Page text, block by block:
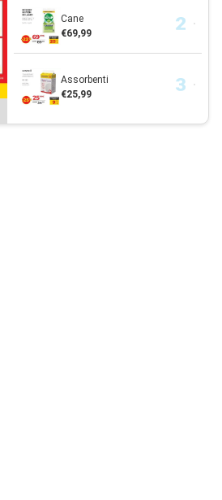
Cane
€69,99
Assorbenti
€25,99